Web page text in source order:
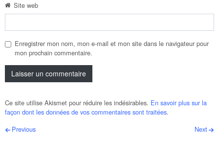
Site web
Enregistrer mon nom, mon e-mail et mon site dans le navigateur pour
mon prochain commentaire.
Ce site utilise Akismet pour réduire les indésirables. En savoir plus sur la
façon dont les données de vos commentaires sont traitées.
Post navigation
Previous Next